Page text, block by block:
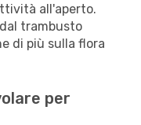
all'aperto.
trambusto
di più sulla flora
per